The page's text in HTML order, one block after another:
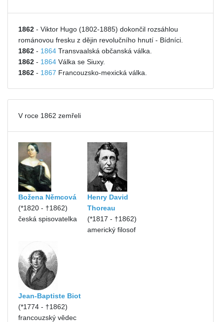
1862 - Viktor Hugo (1802-1885) dokončil rozsáhlou
románovou fresku z dějin revolučního hnutí - Bídníci.
1862 - 1864 Transvaalská občanská válka.
1862 - 1864 Válka se Siuxy.
1862 - 1867 Francouzsko-mexická válka.
V roce 1862 zemřeli
Božena Němcová
(*1820 - †1862)
česká spisovatelka
Henry David
Thoreau
(*1817 - †1862)
americký filosof
Jean-Baptiste Biot
(*1774 - †1862)
francouzský vědec